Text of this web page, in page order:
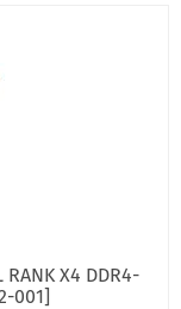
X4 DDR4-
001]